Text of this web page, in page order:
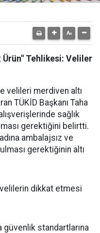
Ürün" Tehlikesi: Veliler
velileri merdiven altı
TÜKİD Başkanı Taha
sağlık
gerektiğini belirtti.
ambalajsız ve
gerektiğinin altı
dikkat etmesi
güvenlik standartlarına